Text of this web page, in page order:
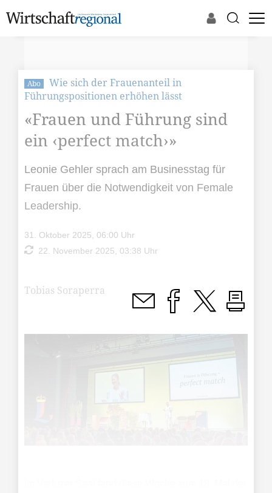
Abo
Wie sich der Frauenanteil in
Führungspositionen erhöhen lässt
«Frauen und Führung sind
ein ‹perfect match›»
Leonie Gehler sprach am Businesstag für
Frauen über die Notwendigkeit von Female
Leadership.
31. Oktober 2025, 06:00 Uhr
22. November 2025, 03:38 Uhr
Tobias Soraperra